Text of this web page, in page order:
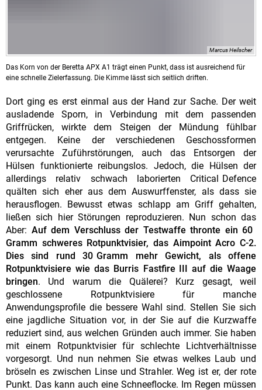
Marcus Heilscher
Das Korn von der Beretta APX A1 trägt einen Punkt, dass ist ausreichend für
eine schnelle Zielerfassung. Die Kimme lässt sich seitlich driften.
Dort ging es erst einmal aus der Hand zur Sache. Der weit
ausladende Sporn, in Verbindung mit dem passenden
Griffrücken, wirkte dem Steigen der Mündung fühlbar
entgegen. Keine der verschiedenen Geschossformen
verursachte Zuführstörungen, auch das Entsorgen der
Hülsen funktionierte reibungslos. Jedoch, die Hülsen der
allerdings relativ schwach laborierten Critical Defence
quälten sich eher aus dem Auswurffenster, als dass sie
herausflogen. Bewusst etwas schlapp am Griff gehalten,
ließen sich hier Störungen reproduzieren. Nun schon das
Aber: Auf dem Verschluss der Testwaffe thronte ein 60
Gramm schweres Rotpunktvisier, das Aimpoint Acro C-2.
Dies sind rund 30 Gramm mehr Gewicht, als offene
Rotpunktvisiere wie das Burris Fastfire III auf die Waage
bringen. Und warum die Quälerei? Kurz gesagt, weil
geschlossene Rotpunktvisiere für manche
Anwendungsprofile die bessere Wahl sind. Stellen Sie sich
eine jagdliche Situation vor, in der Sie auf die Kurzwaffe
reduziert sind, aus welchen Gründen auch immer. Sie haben
mit einem Rotpunktvisier für schlechte Lichtverhältnisse
vorgesorgt. Und nun nehmen Sie etwas welkes Laub und
bröseln es zwischen Linse und Strahler. Weg ist er, der rote
Punkt. Das kann auch eine Schneeflocke. Im Regen müssen